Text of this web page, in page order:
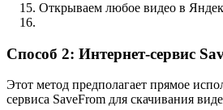
Открываем любое видео в
Способ 2: Интернет-сервис
Этот метод предполагает прямое
сервиса SaveFrom для скачивания